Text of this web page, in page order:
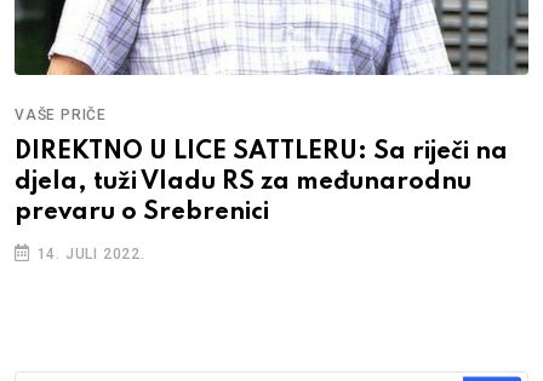
VAŠE PRIČE
DIREKTNO U LICE SATTLERU: Sa riječi na
djela, tuži Vladu RS za međunarodnu
prevaru o Srebrenici
14. JULI 2022.